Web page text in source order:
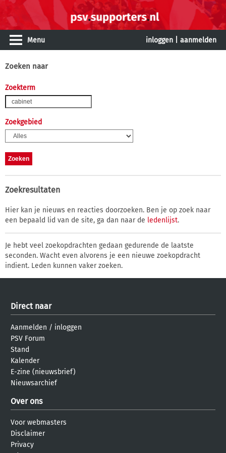
Menu inloggen aanmelden
Zoeken naar
Zoekterm
Zoekgebied
Zoekresultaten
Hier kan je nieuws en reacties doorzoeken. Ben je op zoek naar
een bepaald lid van de site, ga dan naar de ledenlijst.
Je hebt veel zoekopdrachten gedaan gedurende de laatste
seconden. Wacht even alvorens je een nieuwe zoekopdracht
indient. Leden kunnen vaker zoeken.
Direct naar
Aanmelden / inloggen
PSV Forum
Stand
Kalender
E-zine (nieuwsbrief)
Nieuwsarchief
Over ons
Voor webmasters
Disclaimer
Privacy